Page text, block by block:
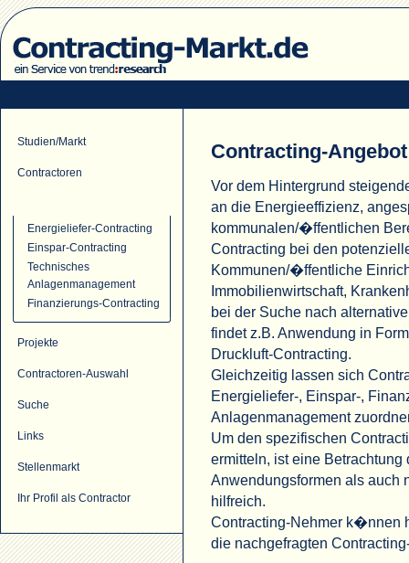
Studien/Markt
Contractoren
Energieliefer-Contracting
Einspar-Contracting
Technisches
Anlagenmanagement
Finanzierungs-Contracting
Projekte
Contractoren-Auswahl
Suche
Links
Stellenmarkt
Ihr Profil als Contractor
Contracting-Angebot
Vor dem Hintergrund
an die Energieeffizienz,
kommunalen/�ffentlichen
Contracting bei den
Kommunen/�ffentliche
Immobilienwirtschaft,
bei der Suche nach
findet z.B. Anwendung in
Druckluft-Contracting.
Gleichzeitig lassen sich
Energieliefer-, Einspar-,
Anlagenmanagement
Um den spezifischen
ermitteln, ist eine
Anwendungsformen als auch
hilfreich.
Contracting-Nehmer k�nnen
die nachgefragten